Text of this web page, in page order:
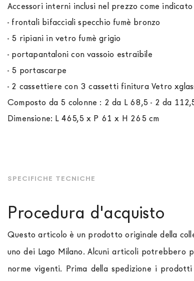
Accessori interni inclusi nel prezzo come indicato
- frontali bifacciali specchio fumè bronzo
- 5 ripiani in vetro fumè grigio
- portapantaloni con vassoio estraibile
- 5 portascarpe
- 2 cassettiere con 3 cassetti finitura Vetro
Composto da 5 colonne : 2 da L 68,5 - 2 da
Dimensione: L 465,5 x P 61 x H 265 cm
SPECIFICHE TECNICHE
Procedura d'acquisto
Questo articolo è un prodotto originale della
uno dei Lago Milano. Alcuni articoli potrebbero
norme vigenti. Prima della spedizione i